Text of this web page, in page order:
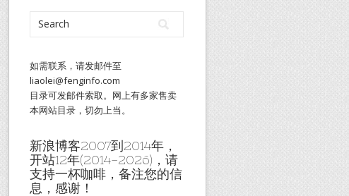
如需联系，请发邮件至
liaolei@fenginfo.com
目录可发邮件索取。网上有多家售卖
本网站目录，切勿上当。
新浪博客2007到2014年，
开站12年(2014-2026)，请
支持一杯咖啡，备注您的信
息，感谢！